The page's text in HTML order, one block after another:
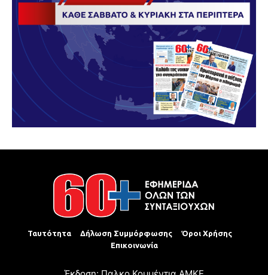
Ταυτότητα Δήλωση Συμμόρφωσης
Όροι Χρήσης
Επικοινωνία